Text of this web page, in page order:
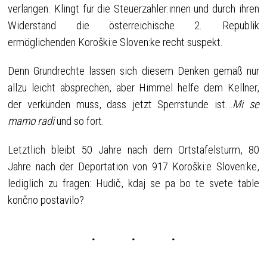
verlangen. Klingt für die Steuerzahler:innen und durch ihren
Widerstand die österreichische 2. Republik
ermöglichenden Koroški:e Sloven:ke recht suspekt.
Denn Grundrechte lassen sich diesem Denken gemäß nur
allzu leicht absprechen, aber Himmel helfe dem Kellner,
der verkünden muss, dass jetzt Sperrstunde ist…Mi se
mamo radiund so fort.
Letztlich bleibt 50 Jahre nach dem Ortstafelsturm, 80
Jahre nach der Deportation von 917 Koroški:e Sloven:ke,
lediglich zu fragen: Hudič, kdaj se pa bo te svete table
končno postavilo?